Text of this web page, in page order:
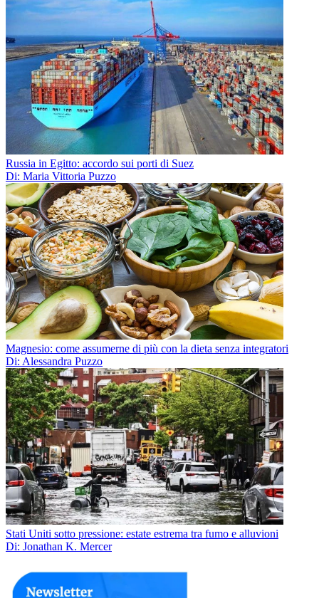
Russia in Egitto: accordo sui porti di Suez
Di: Maria Vittoria Puzzo
Magnesio: come assumerne di più con la dieta senza integratori
Di: Alessandra Puzzo
Stati Uniti sotto pressione: estate estrema tra fumo e alluvioni
Di: Jonathan K. Mercer